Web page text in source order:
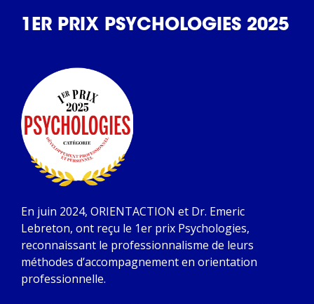
1ER PRIX PSYCHOLOGIES 2025
En juin 2024, ORIENTACTION et Dr. Emeric
Lebreton, ont reçu le 1er prix Psychologies,
reconnaissant le professionnalisme de leurs
méthodes d’accompagnement en orientation
professionnelle.